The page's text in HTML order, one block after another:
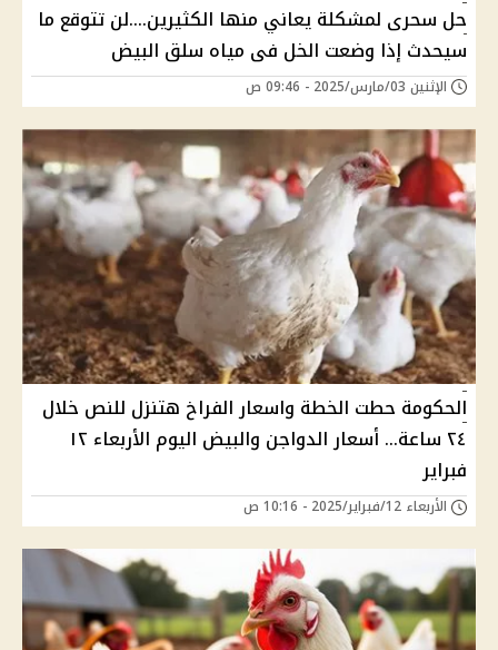
حل سحرى لمشكلة يعاني منها الكثيرين....لن تتوقع ما
سيحدث إذا وضعت الخل فى مياه سلق البيض
الإثنين 03/مارس/2025 - 09:46 ص
الحكومة حطت الخطة واسعار الفراخ هتنزل للنص خلال
٢٤ ساعة... أسعار الدواجن والبيض اليوم الأربعاء ١٢
فبراير
الأربعاء 12/فبراير/2025 - 10:16 ص